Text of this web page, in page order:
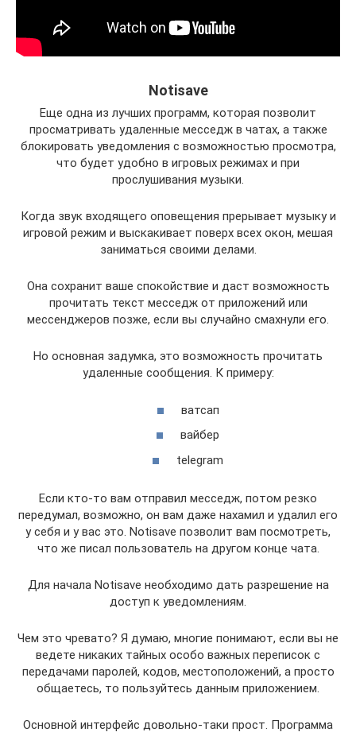
Notisave
Еще одна из лучших программ, которая позволит
просматривать удаленные месседж в чатах, а также
блокировать уведомления с возможностью просмотра,
что будет удобно в игровых режимах и при
прослушивания музыки.
Когда звук входящего оповещения прерывает музыку и
игровой режим и выскакивает поверх всех окон, мешая
заниматься своими делами.
Она сохранит ваше спокойствие и даст возможность
прочитать текст месседж от приложений или
мессенджеров позже, если вы случайно смахнули его.
Но основная задумка, это возможность прочитать
удаленные сообщения. К примеру:
ватсап
вайбер
telegram
Если кто-то вам отправил месседж, потом резко
передумал, возможно, он вам даже нахамил и удалил его
у себя и у вас это. Notisave позволит вам посмотреть,
что же писал пользователь на другом конце чата.
Для начала Notisave необходимо дать разрешение на
доступ к уведомлениям.
Чем это чревато? Я думаю, многие понимают, если вы не
ведете никаких тайных особо важных переписок с
передачами паролей, кодов, местоположений, а просто
общаетесь, то пользуйтесь данным приложением.
Основной интерфейс довольно-таки прост. Программа